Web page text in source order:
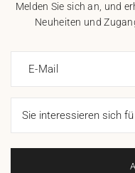
Melden Sie sich an, und
Neuheiten und
E-Mail